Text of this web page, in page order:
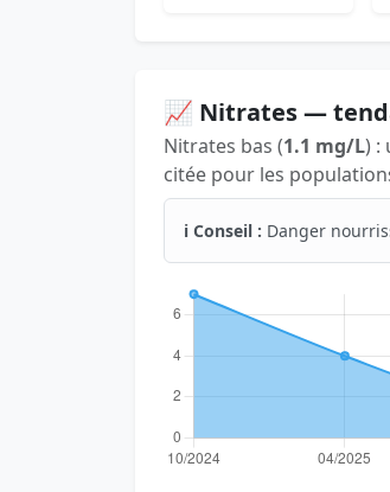
📈 Nitrates —
Nitrates bas (1.1 mg/L) :
citée pour les
ℹ️ Conseil : Danger